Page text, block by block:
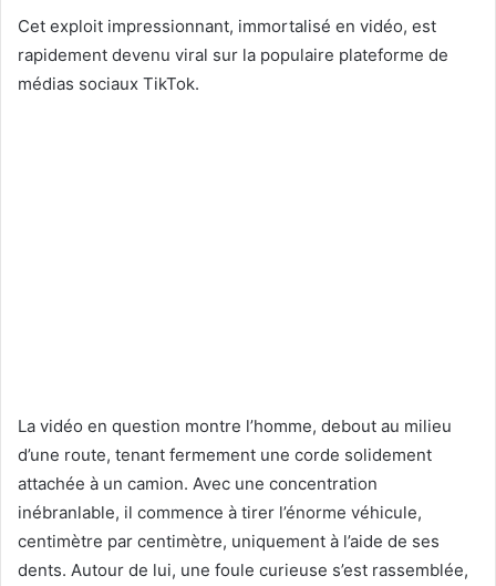
Cet exploit impressionnant, immortalisé en vidéo, est
rapidement devenu viral sur la populaire plateforme de
médias sociaux TikTok.
La vidéo en question montre l’homme, debout au milieu
d’une route, tenant fermement une corde solidement
attachée à un camion. Avec une concentration
inébranlable, il commence à tirer l’énorme véhicule,
centimètre par centimètre, uniquement à l’aide de ses
dents. Autour de lui, une foule curieuse s’est rassemblée,